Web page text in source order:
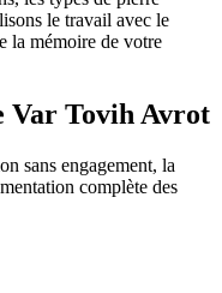
le travail avec le
la mémoire de votre
Var Tovih Avrot
sans engagement, la
complète des